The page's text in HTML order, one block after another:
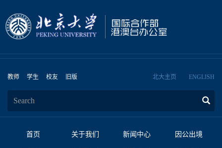
教师 学生 校友 旧版 北大主页 ENGLISH
首页 关于我们 新闻中心 因公出境